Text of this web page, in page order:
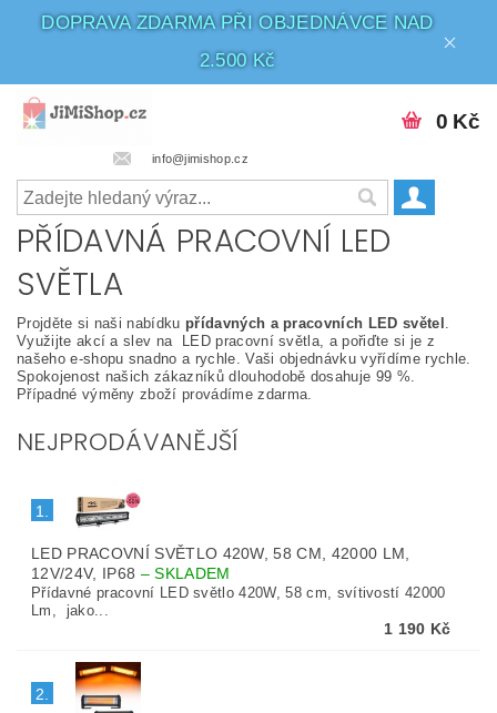
DOPRAVA ZDARMA PŘI OBJEDNÁVCE NAD
2.500 Kč
info@jimishop.cz
0 Kč
PŘÍDAVNÁ PRACOVNÍ LED
SVĚTLA
Projděte si naši nabídku přídavných a pracovních LED světel .
Využijte akcí a slev na LED pracovní světla, a pořiďte si je z
našeho e-shopu snadno a rychle. Vaši objednávku vyřídíme rychle.
Spokojenost našich zákazníků dlouhodobě dosahuje 99 %.
Případné výměny zboží provádíme zdarma.
NEJPRODÁVANĚJŠÍ
1.
LED PRACOVNÍ SVĚTLO 420W, 58 CM, 42000 LM,
12V/24V, IP68 –SKLADEM
Přídavné pracovní LED světlo 420W, 58 cm, svítivostí 42000
Lm, jako...
1 190 Kč
2.